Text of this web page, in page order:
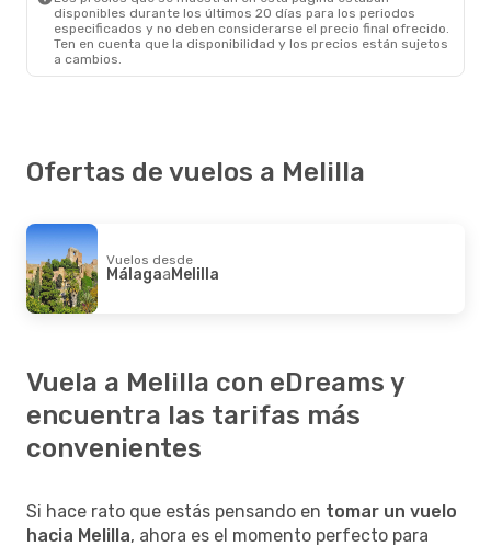
disponibles durante los últimos 20 días para los periodos
especificados y no deben considerarse el precio final ofrecido.
Ten en cuenta que la disponibilidad y los precios están sujetos
a cambios.
Ofertas de vuelos a Melilla
Vuelos desde
MálagaaMelilla
Vuela a Melilla con eDreams y
encuentra las tarifas más
convenientes
Si hace rato que estás pensando en tomar un vuelo
hacia Melilla, ahora es el momento perfecto para